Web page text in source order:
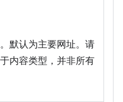
默认为主要网址。请
内容类型，并非所有